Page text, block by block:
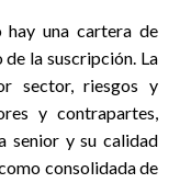
hay una cartera de
la suscripción. La
sector, riesgos y
y contrapartes,
senior y su calidad
consolidada de